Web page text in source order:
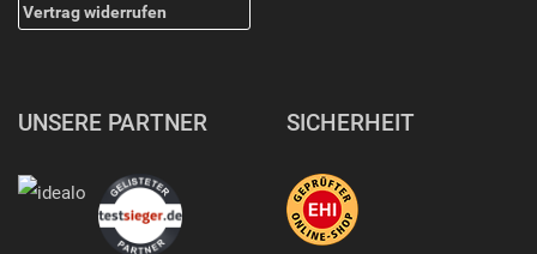
Vertrag widerrufen
UNSERE PARTNER SICHERHEIT